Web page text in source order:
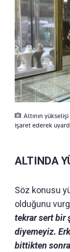
Altının
işaret ederek
ALTINDA
Söz konusu
olduğunu
tekrar sert bir
diyemeyiz.
bittikten